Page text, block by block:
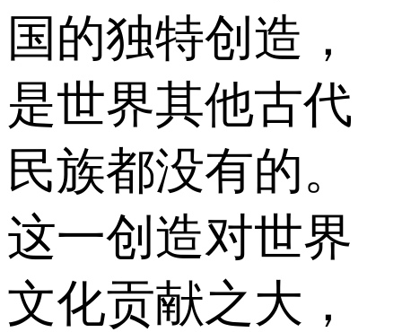
国的独特创造，
是世界其他古代
民族都没有的。
这一创造对世界
文化贡献之大，